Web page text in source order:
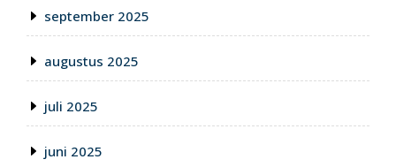
september 2025
augustus 2025
juli 2025
juni 2025